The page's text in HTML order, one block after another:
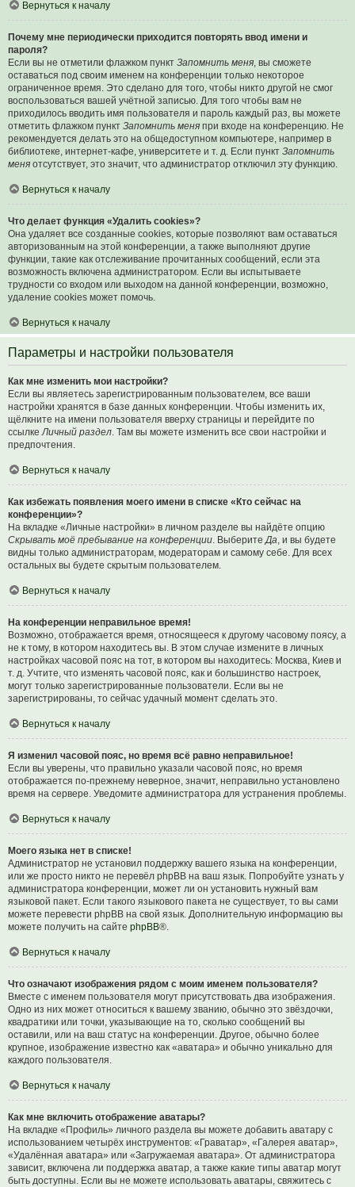
Вернуться к началу
Почему мне периодически приходится повторять ввод имени и
пароля?
Если вы не отметили флажком пункт Запомнить меня, вы сможете
оставаться под своим именем на конференции только некоторое
ограниченное время. Это сделано для того, чтобы никто другой не смог
воспользоваться вашей учётной записью. Для того чтобы вам не
приходилось вводить имя пользователя и пароль каждый раз, вы можете
отметить флажком пункт Запомнить меня при входе на конференцию. Не
рекомендуется делать это на общедоступном компьютере, например в
библиотеке, интернет-кафе, университете и т. д. Если пункт Запомнить
меня отсутствует, это значит, что администратор отключил эту функцию.
Вернуться к началу
Что делает функция «Удалить cookies»?
Она удаляет все созданные cookies, которые позволяют вам оставаться
авторизованным на этой конференции, а также выполняют другие
функции, такие как отслеживание прочитанных сообщений, если эта
возможность включена администратором. Если вы испытываете
трудности со входом или выходом на данной конференции, возможно,
удаление cookies может помочь.
Вернуться к началу
Параметры и настройки пользователя
Как мне изменить мои настройки?
Если вы являетесь зарегистрированным пользователем, все ваши
настройки хранятся в базе данных конференции. Чтобы изменить их,
щёлкните на имени пользователя вверху страницы и перейдите по
ссылкеЛичный раздел. Там вы можете изменить все свои настройки и
предпочтения.
Вернуться к началу
Как избежать появления моего имени в списке «Кто сейчас на
конференции»?
На вкладке «Личные настройки» в личном разделе вы найдёте опцию
Скрывать моё пребывание на конференции. ВыберитеДа, и вы будете
видны только администраторам, модераторам и самому себе. Для всех
остальных вы будете скрытым пользователем.
Вернуться к началу
На конференции неправильное время!
Возможно, отображается время, относящееся к другому часовому поясу, а
не к тому, в котором находитесь вы. В этом случае измените в личных
настройках часовой пояс на тот, в котором вы находитесь: Москва, Киев и
т. д. Учтите, что изменять часовой пояс, как и большинство настроек,
могут только зарегистрированные пользователи. Если вы не
зарегистрированы, то сейчас удачный момент сделать это.
Вернуться к началу
Я изменил часовой пояс, но время всё равно неправильное!
Если вы уверены, что правильно указали часовой пояс, но время
отображается по-прежнему неверное, значит, неправильно установлено
время на сервере. Уведомите администратора для устранения проблемы.
Вернуться к началу
Моего языка нет в списке!
Администратор не установил поддержку вашего языка на конференции,
или же просто никто не перевёл phpBB на ваш язык. Попробуйте узнать у
администратора конференции, может ли он установить нужный вам
языковой пакет. Если такого языкового пакета не существует, то вы сами
можете перевести phpBB на свой язык. Дополнительную информацию вы
можете получить на сайте phpBB®.
Вернуться к началу
Что означают изображения рядом с моим именем пользователя?
Вместе с именем пользователя могут присутствовать два изображения.
Одно из них может относиться к вашему званию, обычно это звёздочки,
квадратики или точки, указывающие на то, сколько сообщений вы
оставили, или на ваш статус на конференции. Другое, обычно более
крупное, изображение известно как «аватара» и обычно уникально для
каждого пользователя.
Вернуться к началу
Как мне включить отображение аватары?
На вкладке «Профиль» личного раздела вы можете добавить аватару с
использованием четырёх инструментов: «Граватар», «Галерея аватар»,
«Удалённая аватара» или «Загружаемая аватара». От администратора
зависит, включена ли поддержка аватар, а также какие типы аватар могут
быть доступны. Если вы не можете использовать аватары, свяжитесь с